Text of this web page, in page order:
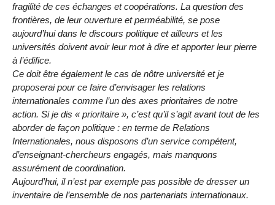
fragilité de ces échanges et coopérations. La question des
frontières, de leur ouverture et perméabilité, se pose
aujourd’hui dans le discours politique et ailleurs et les
universités doivent avoir leur mot à dire et apporter leur pierre
à l’édifice.
Ce doit être également le cas de nôtre université et je
proposerai pour ce faire d’envisager les relations
internationales comme l’un des axes prioritaires de notre
action. Si je dis « prioritaire », c’est qu’il s’agit avant tout de les
aborder de façon politique : en terme de Relations
Internationales, nous disposons d’un service compétent,
d’enseignant-chercheurs engagés, mais manquons
assurément de coordination.
Aujourd’hui, il n’est par exemple pas possible de dresser un
inventaire de l’ensemble de nos partenariats internationaux.